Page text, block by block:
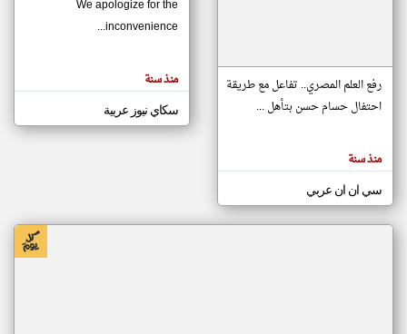
مصادر الأخبار من موريتانيا
اخبار موريتانيا على مدار الساعة
أهم اخبار موريتانيا العاجلة والمباشرة
المقالات
الموجوده
هنا عن
رفع العلم المصري.. تفاعل مع طريقة
احتفال حسام حسن بتأهل ...
منذ سنة
سي ان ان عربي
We apologize for the
inconvenience...
منذ سنة
سكاي نيوز عربية
klyoum.com